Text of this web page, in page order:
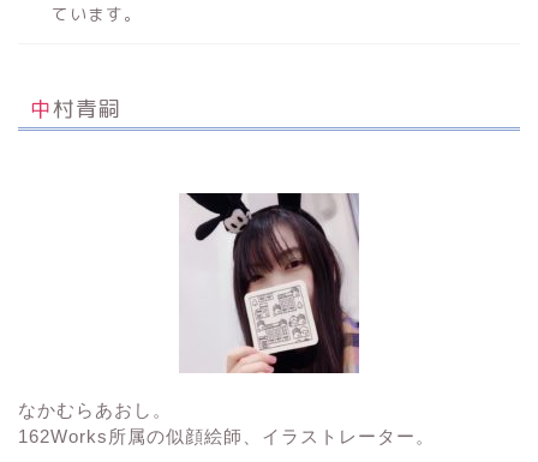
ています。
中村青嗣
なかむらあおし。
162Works所属の似顔絵師、イラストレーター。